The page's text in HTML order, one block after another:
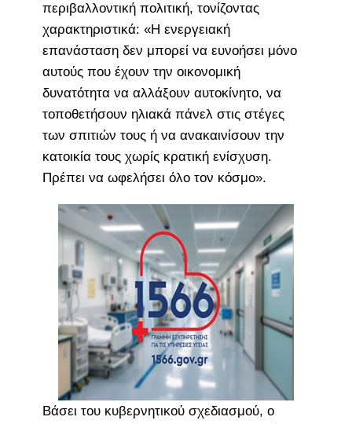
περιβαλλοντική πολιτική, τονίζοντας
χαρακτηριστικά: «Η ενεργειακή
επανάσταση δεν μπορεί να ευνοήσει μόνο
αυτούς που έχουν την οικονομική
δυνατότητα να αλλάξουν αυτοκίνητο, να
τοποθετήσουν ηλιακά πάνελ στις στέγες
των σπιτιών τους ή να ανακαινίσουν την
κατοικία τους χωρίς κρατική ενίσχυση.
Πρέπει να ωφελήσει όλο τον κόσμο».
Βάσει του κυβερνητικού σχεδιασμού, ο